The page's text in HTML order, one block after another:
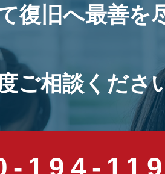
復旧へ最善を
ご相談くださ
194-